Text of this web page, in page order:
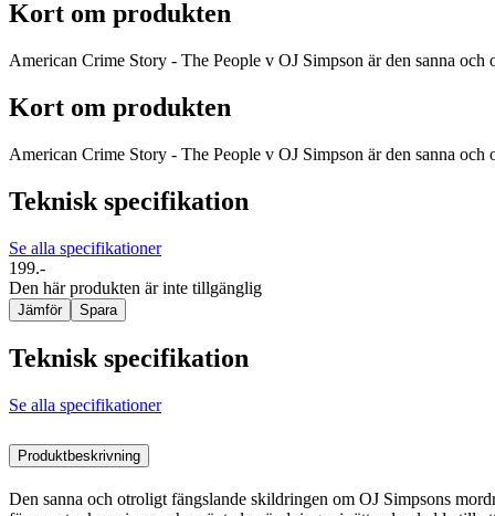
Kort om produkten
American Crime Story - The People v OJ Simpson är den sanna
Kort om produkten
American Crime Story - The People v OJ Simpson är den sanna
Teknisk specifikation
Se alla specifikationer
199.-
Den här produkten är inte tillgänglig
Jämför Spara
Teknisk specifikation
Se alla specifikationer
Produktbeskrivning
Den sanna och otroligt fängslande skildringen om OJ Simpsons